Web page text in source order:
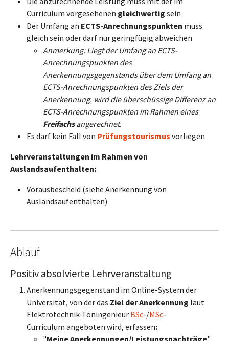
Curriculum vorgesehenen gleichwertig sein
Der Umfang an ECTS-Anrechnungspunkten muss
gleich sein oder darf nur geringfügig abweichen
Anmerkung: Liegt der Umfang an ECTS-
Anrechnungspunkten des
Anerkennungsgegenstands über dem Umfang an
ECTS-Anrechnungspunkten des Ziels der
Anerkennung, wird die überschüssige Differenz an
ECTS-Anrechnungspunkten im Rahmen eines
Freifachsangerechnet.
Es darf kein Fall von Prüfungstourismus vorliegen
Lehrveranstaltungen im Rahmen von
Auslandsaufenthalten:
Vorausbescheid (siehe Anerkennung von
Auslandsaufenthalten)
Ablauf
Positiv absolvierte Lehrveranstaltung
Anerkennungsgegenstand im Online-System der
Universität, von der das Ziel der Anerkennung laut
Elektrotechnik-Toningenieur BSc-/MSc-
Curriculum angeboten wird, erfassen:
"Meine Anerkennungen/Leistungsnachträge"